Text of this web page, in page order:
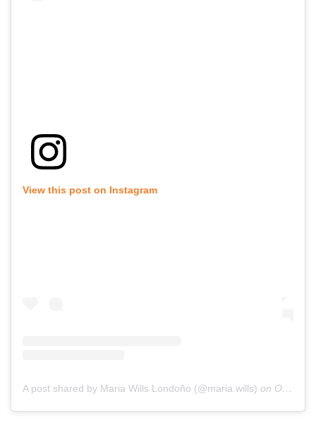
View this post on Instagram
A post shared by Maria Wills Londoño (@maria.wills) on Oct 5, 2018 at 6:09am PDT